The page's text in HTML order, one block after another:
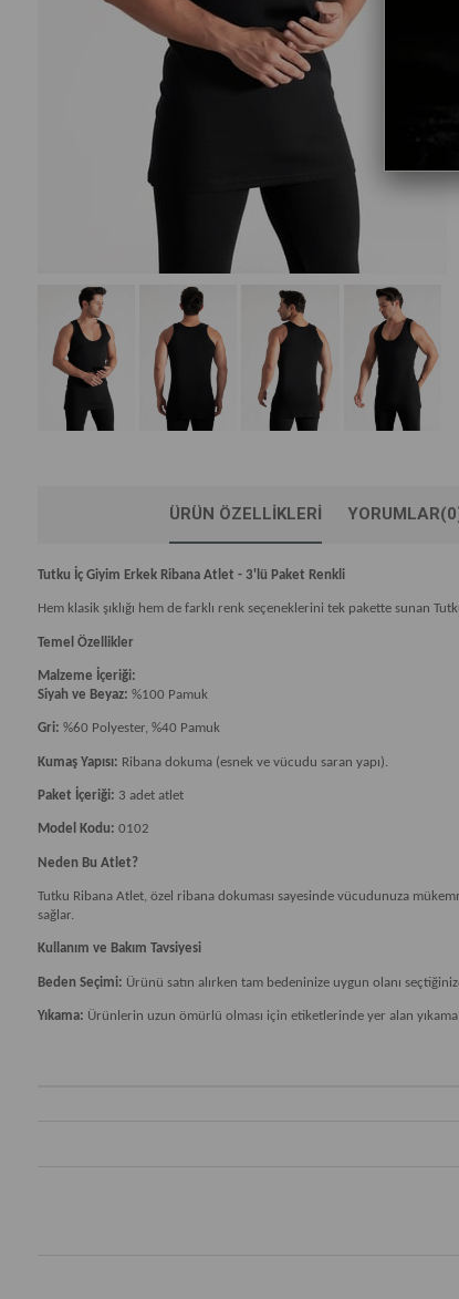
ÜRÜN ÖZELLIKLERI YORUMLAR
Tutku İç Giyim Erkek Ribana Atlet - 3'lü Paket Renkli
Hem klasik şıklığı hem de farklı renk seçeneklerini tek pakette sunan
Temel Özellikler
Malzeme İçeriği:
Siyah ve Beyaz: %100 Pamuk
Gri: %60 Polyester, %40 Pamuk
Kumaş Yapısı: Ribana dokuma (esnek ve vücudu saran yapı).
Paket İçeriği: 3 adet atlet
Model Kodu: 0102
Neden Bu Atlet?
Tutku Ribana Atlet, özel ribana dokuması sayesinde vücudunuza
sağlar.
Kullanım ve Bakım Tavsiyesi
Beden Seçimi: Ürünü satın alırken tam bedeninize uygun olanı
Yıkama: Ürünlerin uzun ömürlü olması için etiketlerinde yer alan